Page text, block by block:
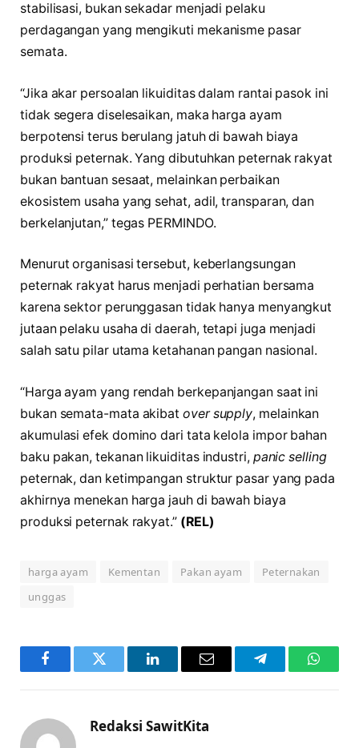
stabilisasi, bukan sekadar menjadi pelaku
perdagangan yang mengikuti mekanisme pasar
semata.
“Jika akar persoalan likuiditas dalam rantai pasok ini
tidak segera diselesaikan, maka harga ayam
berpotensi terus berulang jatuh di bawah biaya
produksi peternak. Yang dibutuhkan peternak rakyat
bukan bantuan sesaat, melainkan perbaikan
ekosistem usaha yang sehat, adil, transparan, dan
berkelanjutan,” tegas PERMINDO.
Menurut organisasi tersebut, keberlangsungan
peternak rakyat harus menjadi perhatian bersama
karena sektor perunggasan tidak hanya menyangkut
jutaan pelaku usaha di daerah, tetapi juga menjadi
salah satu pilar utama ketahanan pangan nasional.
“Harga ayam yang rendah berkepanjangan saat ini
bukan semata-mata akibatover supply, melainkan
akumulasi efek domino dari tata kelola impor bahan
baku pakan, tekanan likuiditas industri, panic selling
peternak, dan ketimpangan struktur pasar yang pada
akhirnya menekan harga jauh di bawah biaya
produksi peternak rakyat.” (REL)
harga ayam Kementan Pakan ayam
Peternakan
unggas
FacebookTwitter LinkedInEmail Telegram
Redaksi SawitKita